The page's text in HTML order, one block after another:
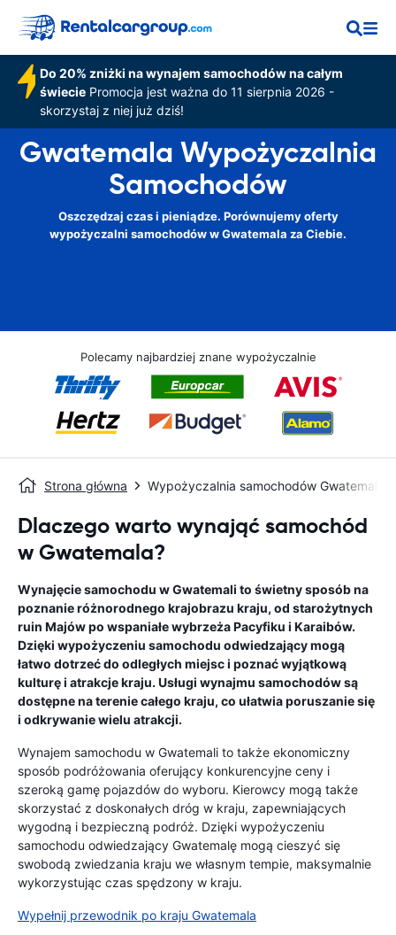
Do 20% zniżki na wynajem samochodów na całym
świeciePromocja jest ważna do 11 sierpnia 2026 -
skorzystaj z niej już dziś!
Gwatemala Wypożyczalnia
Samochodów
Oszczędzaj czas i pieniądze. Porównujemy oferty
wypożyczalni samochodów w Gwatemala za Ciebie.
Polecamy najbardziej znane wypożyczalnie
Strona główna Wypożyczalnia samochodów Gwatemala
Dlaczego warto wynająć samochód
w Gwatemala?
Wynajęcie samochodu w Gwatemali to świetny sposób na
poznanie różnorodnego krajobrazu kraju, od starożytnych
ruin Majów po wspaniałe wybrzeża Pacyfiku i Karaibów.
Dzięki wypożyczeniu samochodu odwiedzający mogą
łatwo dotrzeć do odległych miejsc i poznać wyjątkową
kulturę i atrakcje kraju. Usługi wynajmu samochodów są
dostępne na terenie całego kraju, co ułatwia poruszanie się
i odkrywanie wielu atrakcji.
Wynajem samochodu w Gwatemali to także ekonomiczny
sposób podróżowania oferujący konkurencyjne ceny i
szeroką gamę pojazdów do wyboru. Kierowcy mogą także
skorzystać z doskonałych dróg w kraju, zapewniających
wygodną i bezpieczną podróż. Dzięki wypożyczeniu
samochodu odwiedzający Gwatemalę mogą cieszyć się
swobodą zwiedzania kraju we własnym tempie, maksymalnie
wykorzystując czas spędzony w kraju.
Wypełnij przewodnik po kraju Gwatemala